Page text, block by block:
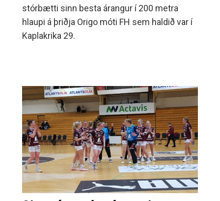
stórbætti sinn besta árangur í 200 metra
hlaupi á þriðja Origo móti FH sem haldið var í
Kaplakrika 29.